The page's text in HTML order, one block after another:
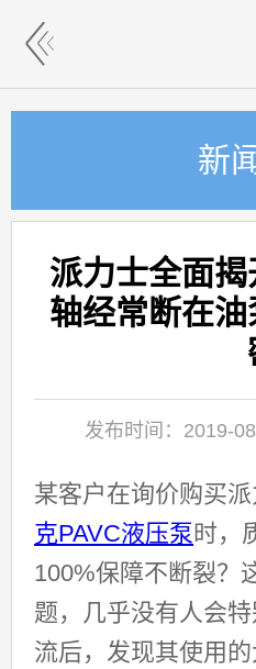
新
派力士全面
轴经常断在
发布时间：2019-
某客户在询价购买
克PAVC液压泵时，
100%保障不断裂？
题，几乎没有人会
流后，发现其使用